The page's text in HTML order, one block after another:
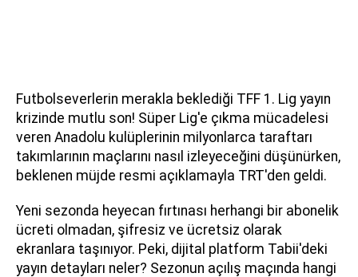
Futbolseverlerin merakla beklediği TFF 1. Lig yayın
krizinde mutlu son! Süper Lig'e çıkma mücadelesi
veren Anadolu kulüplerinin milyonlarca taraftarı
takımlarının maçlarını nasıl izleyeceğini düşünürken,
beklenen müjde resmi açıklamayla TRT'den geldi.
Yeni sezonda heyecan fırtınası herhangi bir abonelik
ücreti olmadan, şifresiz ve ücretsiz olarak
ekranlara taşınıyor. Peki, dijital platform Tabii'deki
yayın detayları neler? Sezonun açılış maçında hangi